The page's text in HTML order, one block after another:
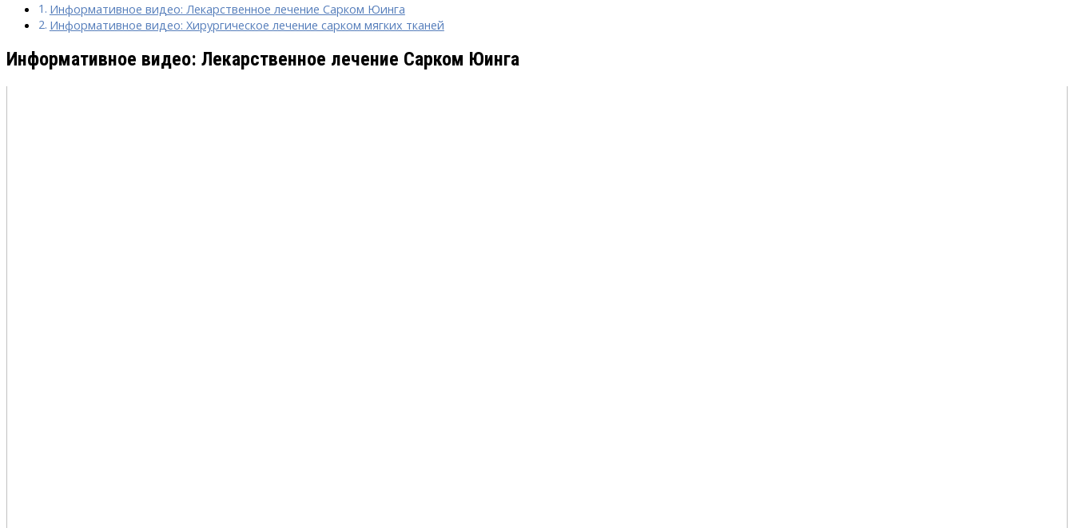
Информативное видео: Лекарственное лечение Сарком Юинга
Информативное видео: Хирургическое лечение сарком мягких тканей
Информативное видео: Лекарственное лечение Сарком Юинга